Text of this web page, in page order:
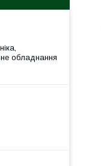
обладнання